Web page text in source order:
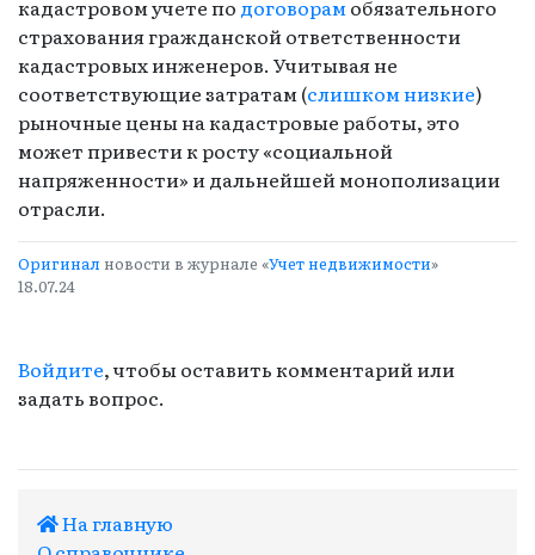
кадастровом учете по договорамобязательного
страхования гражданской ответственности
кадастровых инженеров. Учитывая не
соответствующие затратам (слишком низкие)
рыночные цены на кадастровые работы, это
может привести к росту «социальной
напряженности» и дальнейшей монополизации
отрасли.
Оригинал новости в журнале «Учет недвижимости»
18.07.24
Войдите, чтобы оставить комментарий или
задать вопрос.
На главную